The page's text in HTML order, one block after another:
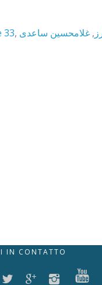
33, , غلامحسین ساعدی
IN CONTATTO